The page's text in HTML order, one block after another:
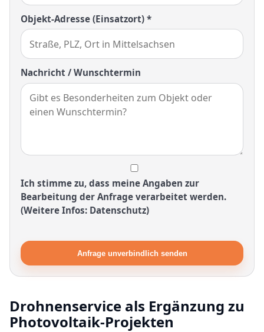
Objekt-Adresse (Einsatzort) *
Nachricht / Wunschtermin
Ich stimme zu, dass meine Angaben zur
Bearbeitung der Anfrage verarbeitet werden.
(Weitere Infos: Datenschutz)
Anfrage unverbindlich senden
Drohnenservice als Ergänzung zu
Photovoltaik-Projekten